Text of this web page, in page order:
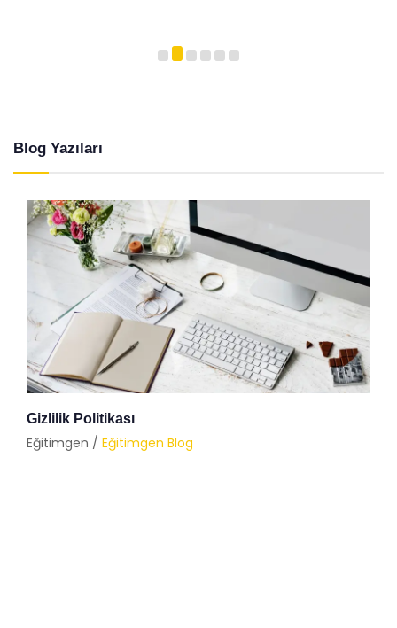
Blog Yazıları
Gizlilik Politikası
Eğitimgen / Eğitimgen Blog